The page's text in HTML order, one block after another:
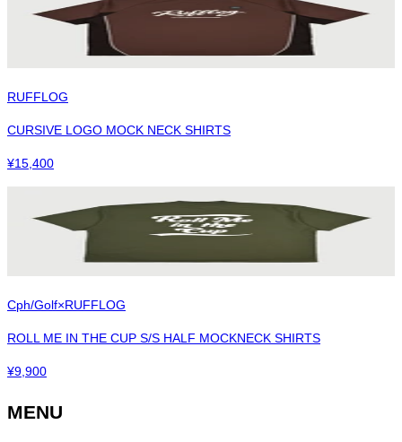
RUFFLOG
CURSIVE LOGO MOCK NECK SHIRTS
¥15,400
Cph/Golf×RUFFLOG
ROLL ME IN THE CUP S/S HALF MOCKNECK SHIRTS
¥9,900
MENU